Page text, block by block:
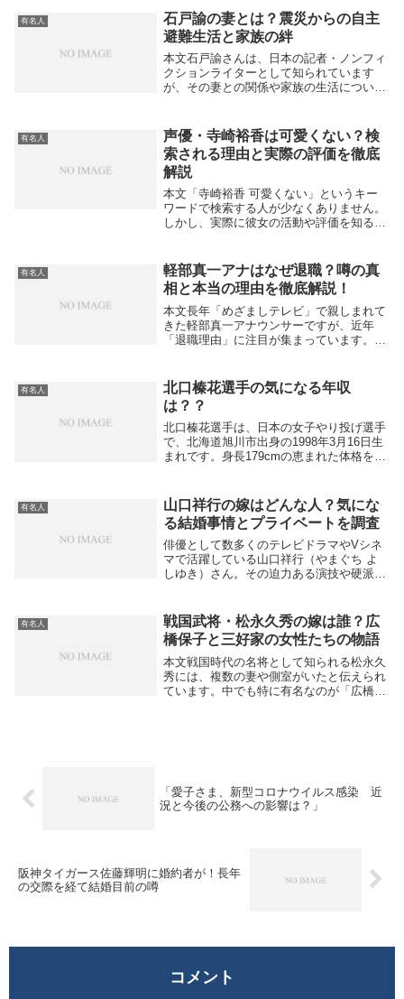
有名人
石戸諭の妻とは？震災からの自主
避難生活と家族の絆
本文石戸諭さんは、日本の記者・ノンフィ
クションライターとして知られています
が、その妻との関係や家族の生活について
の妻と家族にどのような影響を与えたのか
は注目されてい...
有名人
声優・寺崎裕香は可愛くない？検
索される理由と実際の評価を徹底
解説
本文「寺崎裕香 可愛くない」というキー
ワードで検索する人が少なくありません。
しかし、実際に彼女の活動や評価を知る
（松風天馬役）、『宇宙兄弟』（伊東せり
か役）、『機動...
有名人
軽部真一アナはなぜ退職？噂の真
相と本当の理由を徹底解説！
本文長年「めざましテレビ」で親しまれて
きた軽部真一アナウンサーですが、近年
「退職理由」に注目が集まっています。一
クティブアナウンサーに昇格し、むしろ役
割が拡大してい...
有名人
北口榛花選手の気になる年収
は？？
北口榛花選手は、日本の女子やり投げ選手
で、北海道旭川市出身の1998年3月16日生
まれです。身長179cmの恵まれた体格を活
校進学後に陸上を始めました。日本大学在
学...
有名人
山口祥行の嫁はどんな人？気にな
る結婚事情とプライベートを調査
俳優として数多くのテレビドラマやVシネ
マで活躍している山口祥行（やまぐち よ
しゆき）さん。その迫力ある演技や硬派な
りません。特に「山口祥行 嫁」と調べる
人が多いのは、...
有名人
戦国武将・松永久秀の嫁は誰？広
橋保子と三好家の女性たちの物語
本文戦国時代の名将として知られる松永久
秀には、複数の妻や側室がいたと伝えられ
ています。中でも特に有名なのが「広橋保
「愛子さま、新型コロナウイルス感染 近
況と今後の公務への影響は？」
阪神タイガース佐藤輝明に婚約者が！長年
の交際を経て結婚目前の噂
コメント